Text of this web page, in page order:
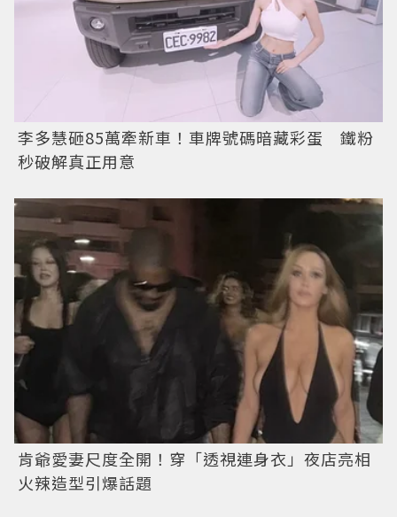
李多慧砸85萬牽新車！車牌號碼暗藏彩蛋 鐵粉
秒破解真正用意
肯爺愛妻尺度全開！穿「透視連身衣」夜店亮相
火辣造型引爆話題